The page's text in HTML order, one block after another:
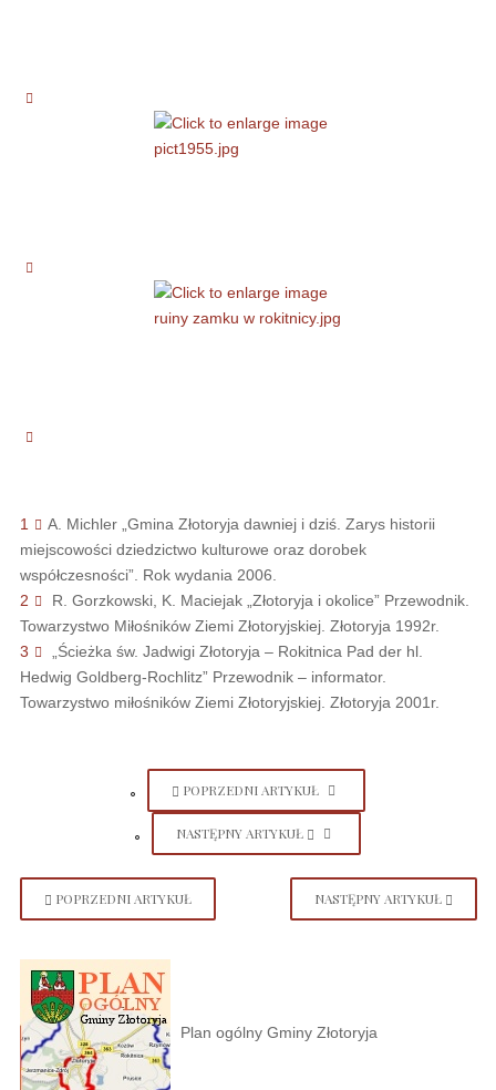
1
A. Michler „Gmina Złotoryja dawniej i dziś. Zarys historii
miejscowości dziedzictwo kulturowe oraz dorobek
współczesności”. Rok wydania 2006.
2
R. Gorzkowski, K. Maciejak „Złotoryja i okolice” Przewodnik.
Towarzystwo Miłośników Ziemi Złotoryjskiej. Złotoryja 1992r.
3
„Ścieżka św. Jadwigi Złotoryja – Rokitnica Pad der hl.
Hedwig Goldberg-Rochlitz” Przewodnik – informator.
Towarzystwo miłośników Ziemi Złotoryjskiej. Złotoryja 2001r.
POPRZEDNI ARTYKUŁ
NASTĘPNY ARTYKUŁ
POPRZEDNI ARTYKUŁ NASTĘPNY ARTYKUŁ
Plan ogólny Gminy Złotoryja